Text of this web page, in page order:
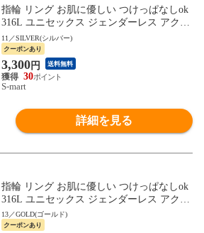
指輪 リング お肌に優しい つけっぱなしok
316L ユニセックス ジェンダーレス アクセ
サリー 錆びに強い Nei/nor ネイナー NnRI-0
080
11／SILVER(シルバー)
クーポンあり
3,300円 送料無料
30
S-mart
詳細を見る
指輪 リング お肌に優しい つけっぱなしok
316L ユニセックス ジェンダーレス アクセ
サリー 錆びに強い Nei/nor ネイナー NnRI-0
081
13／GOLD(ゴールド)
クーポンあり